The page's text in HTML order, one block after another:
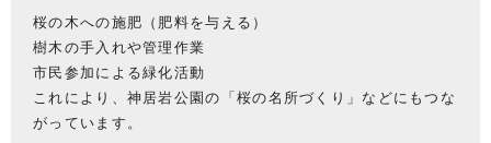
桜の木への施肥（肥料を与える）
樹木の手入れや管理作業
市民参加による緑化活動
これにより、神居岩公園の「桜の名所づくり」などにもつな
がっています。